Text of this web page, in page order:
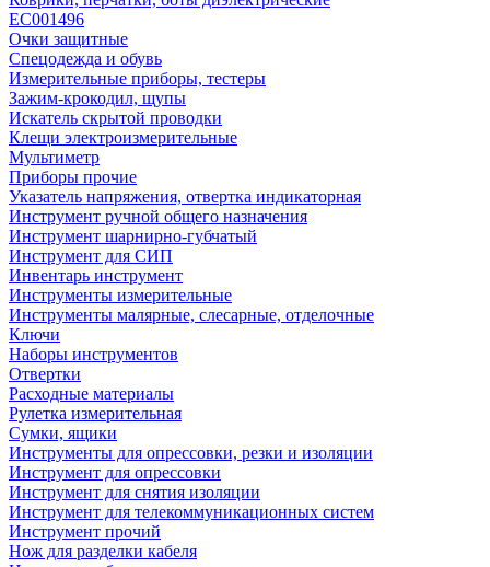
EC001496
Очки защитные
Спецодежда и обувь
Измерительные приборы, тестеры
Зажим-крокодил, щупы
Искатель скрытой проводки
Клещи электроизмерительные
Мультиметр
Приборы прочие
Указатель напряжения, отвертка индикаторная
Инструмент ручной общего назначения
Инструмент шарнирно-губчатый
Инструмент для СИП
Инвентарь инструмент
Инструменты измерительные
Инструменты малярные, слесарные, отделочные
Ключи
Наборы инструментов
Отвертки
Расходные материалы
Рулетка измерительная
Сумки, ящики
Инструменты для опрессовки, резки и изоляции
Инструмент для опрессовки
Инструмент для снятия изоляции
Инструмент для телекоммуникационных систем
Инструмент прочий
Нож для разделки кабеля